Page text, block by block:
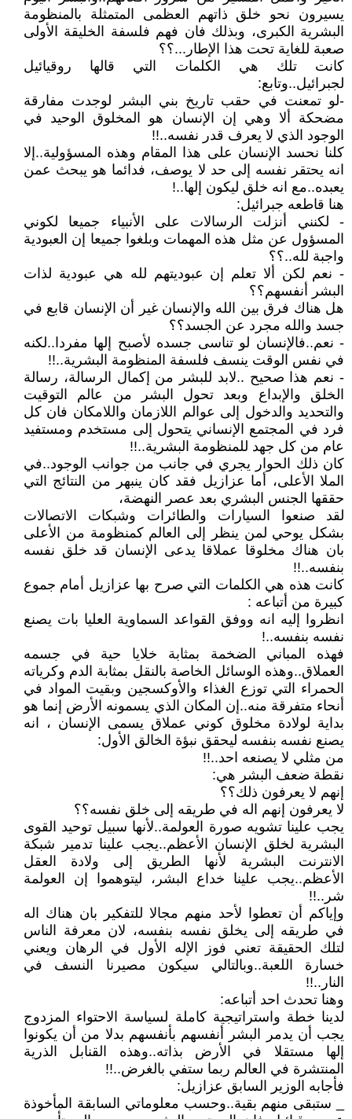
يسيرون نحو خلق ذاتهم العظمى المتمثلة بالمنظومة
البشرية الكبرى، وبذلك فان فهم فلسفة الخليقة الأولى
صعبة للغاية تحت هذا الإطار...؟؟
كانت تلك هي الكلمات التي قالها روقيائيل
لجبرائيل..وتابع:
-لو تمعنت في حقب تاريخ بني البشر لوجدت مفارقة
مضحكة ألا وهي إن الإنسان هو المخلوق الوحيد في
الوجود الذي لا يعرف قدر نفسه..!!
كلنا نحسد الإنسان على هذا المقام وهذه المسؤولية..إلا
انه يحتقر نفسه إلى حد لا يوصف، فدائما هو يبحث عمن
يعبده..مع انه خلق ليكون إلها..!
هنا قاطعه جبرائيل:
- لكنني أنزلت الرسالات على الأنبياء جميعا لكوني
المسؤول عن مثل هذه المهمات وبلغوا جميعا إن العبودية
واجبة لله..؟؟
- نعم لكن ألا تعلم إن عبوديتهم لله هي عبودية لذات
البشر أنفسهم؟؟
هل هناك فرق بين الله والإنسان غير أن الإنسان قابع في
جسد والله مجرد عن الجسد؟؟
- نعم..فالإنسان لو تناسى جسده لأصبح إلها مفردا..لكنه
في نفس الوقت ينسف فلسفة المنظومة البشرية..!!
- نعم هذا صحيح ..لابد للبشر من إكمال الرسالة، رسالة
الخلق والإبداع وبعد تحول البشر من عالم التوقيت
والتحديد والدخول إلى عوالم اللازمان واللامكان فان كل
فرد في المجتمع الإنساني يتحول إلى مستخدم ومستفيد
عام من كل جهد للمنظومة البشرية..!!
كان ذلك الحوار يجري في جانب من جوانب الوجود..في
الملا الأعلى، أما عزازيل فقد كان ينبهر من النتائج التي
حققها الجنس البشري بعد عصر النهضة،
لقد صنعوا السيارات والطائرات وشبكات الاتصالات
بشكل يوحي لمن ينظر إلى العالم كمنظومة من الأعلى
بان هناك مخلوقا عملاقا يدعى الإنسان قد خلق نفسه
بنفسه..!!
كانت هذه هي الكلمات التي صرح بها عزازيل أمام جموع
كبيرة من أتباعه :
انظروا إليه انه ووفق القواعد السماوية العليا بات يصنع
نفسه بنفسه..!
فهذه المباني الضخمة بمثابة خلايا حية في جسمه
العملاق..وهذه الوسائل الخاصة بالنقل بمثابة الدم وكرياته
الحمراء التي توزع الغذاء والأوكسجين وبقيت المواد في
أنحاء متفرقة منه..إن المكان الذي يسمونه الأرض إنما هو
بداية لولادة مخلوق كوني عملاق يسمى الإنسان ، انه
يصنع نفسه بنفسه ليحقق نبؤة الخالق الأول:
من مثلي لا يصنعه احد..!!
نقطة ضعف البشر هي:
إنهم لا يعرفون ذلك؟؟
لا يعرفون إنهم اله في طريقه إلى خلق نفسه؟؟
يجب علينا تشويه صورة العولمة..لأنها سبيل توحيد القوى
البشرية لخلق الإنسان الأعظم..يجب علينا تدمير شبكة
الانترنت البشرية لأنها الطريق إلى ولادة العقل
الأعظم..يجب علينا خداع البشر، ليتوهموا إن العولمة
شر..!!
وإياكم أن تعطوا لأحد منهم مجالا للتفكير بان هناك اله
في طريقه إلى يخلق نفسه بنفسه، لان معرفة الناس
لتلك الحقيقة تعني فوز الإله الأول في الرهان ويعني
خسارة اللعبة..وبالتالي سيكون مصيرنا النسف في
النار..!!
وهنا تحدث احد أتباعه:
لدينا خطة واستراتيجية كاملة لسياسة الاحتواء المزدوج
يجب أن يدمر البشر أنفسهم بأنفسهم بدلا من أن يكونوا
إلها مستقلا في الأرض بذاته..وهذه القنابل الذرية
المنتشرة في العالم ربما ستفي بالغرض..!!
فأجابه الوزير السابق عزازيل:
_ ستبقى منهم بقية..وحسب معلوماتي السابقة المأخوذة